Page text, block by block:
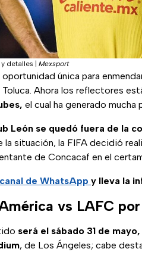
detalles Mexsport
oportunidad única para
Ahora los reflectores
el cual ha generado mucha
León se quedó fuera de la
la situación, la FIFA decidió
de Concacaf en el
canal de WhatsApp y lleva la
vs LAFC
será el sábado 31 de mayo,
, de Los Ángeles; cabe